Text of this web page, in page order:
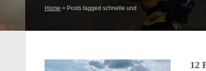
Home > Posts tagged schnelle und
12